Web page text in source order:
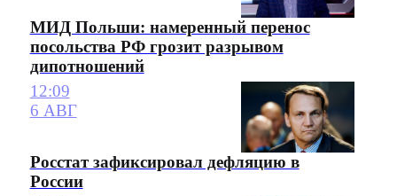
МИД Польши: намеренный перенос
посольства РФ грозит разрывом
дипотношений
12:09
6 АВГ
Росстат зафиксировал дефляцию в
России